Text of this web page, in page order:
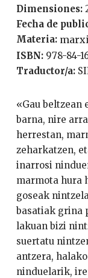
Dimensiones:
Fecha de
Materia:
ISBN:
978-84-
Traductor/a:
«Gau beltzean etxera bidean nindoalarik basoan
barna, nire
herrestan,
zeharkatzen,
inarrosi
marmota hura
goseak
basatiak grina
lakuan bizi
suertatu
antzera,
ninduelarik,